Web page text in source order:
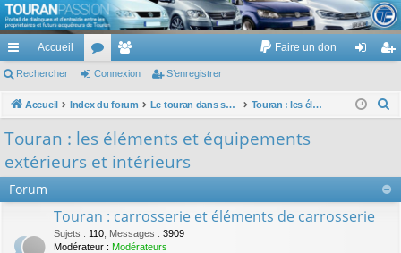
TouranPassion
Le forum des propriétaires ou futurs acquéreurs du Volkswagen Touran
cc
ès
Accueil
or
u
e
m
es
Faire un don
ne nr
Rechercher Connexion S’enregistrer
Accueil Index du forum Le touran dans ses versions I (V1 V2 V3) et II ... Touran : les éléments et équipements extérieurs et intérieurs
r
Touran : les éléments et équipements
extérieurs et intérieurs
Forum
Touran : carrosserie et éléments de carrosserie
Sujets : 110 Messages : 3909
Modérateur : Modérateurs